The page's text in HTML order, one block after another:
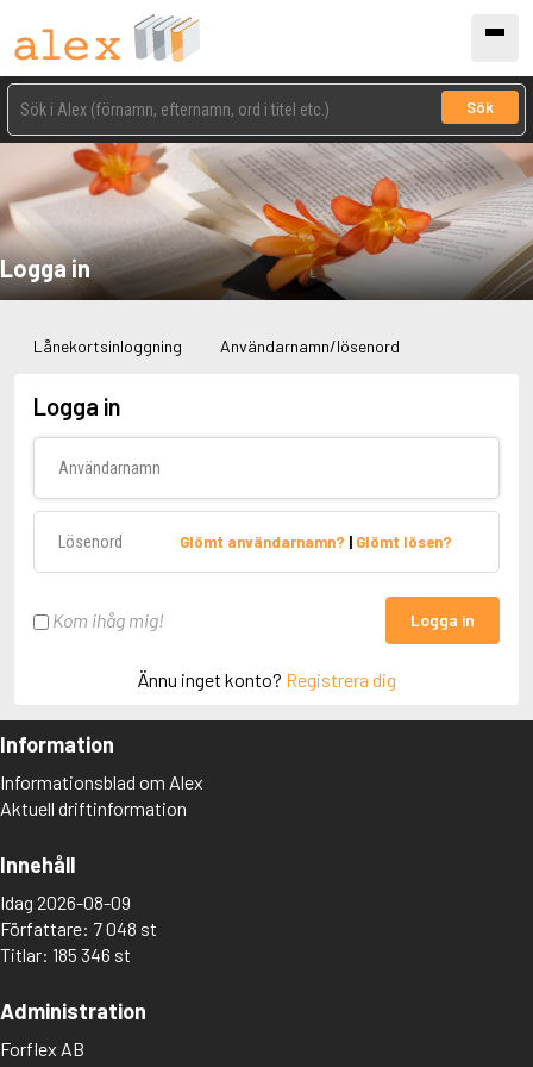
Sök
Logga in
Lånekortsinloggning Användarnamn/lösenord
Logga in
Glömt användarnamn? | Glömt lösen?
Kom ihåg mig! Logga in
Ännu inget konto? Registrera dig
Information
Informationsblad om Alex
Aktuell driftinformation
Innehåll
Idag 2026-08-09
Författare: 7 048 st
Titlar: 185 346 st
Administration
Forflex AB